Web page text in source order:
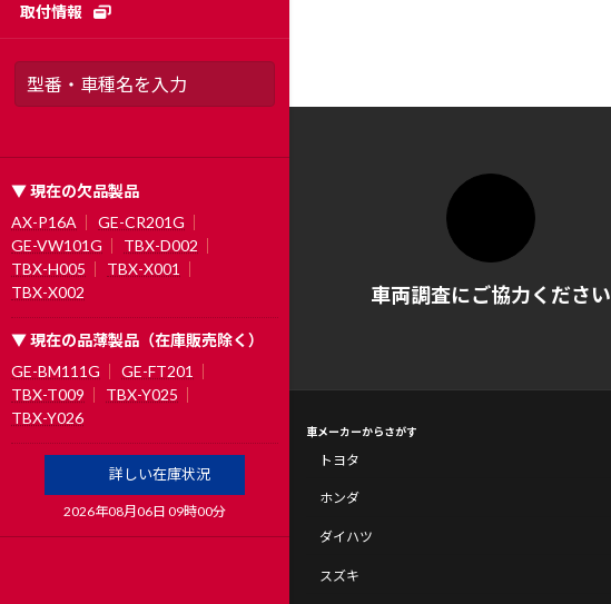
取付情報
▼ 現在の欠品製品
AX-P16A
GE-CR201G
GE-VW101G
TBX-D002
TBX-H005
TBX-X001
TBX-X002
▼ 現在の品薄製品（在庫販売除く）
GE-BM111G
GE-FT201
TBX-T009
TBX-Y025
TBX-Y026
詳しい在庫状況
2026年08月06日 09時00分
車両調査にご協力ください
車メーカーからさがす
トヨタ
ホンダ
ダイハツ
スズキ